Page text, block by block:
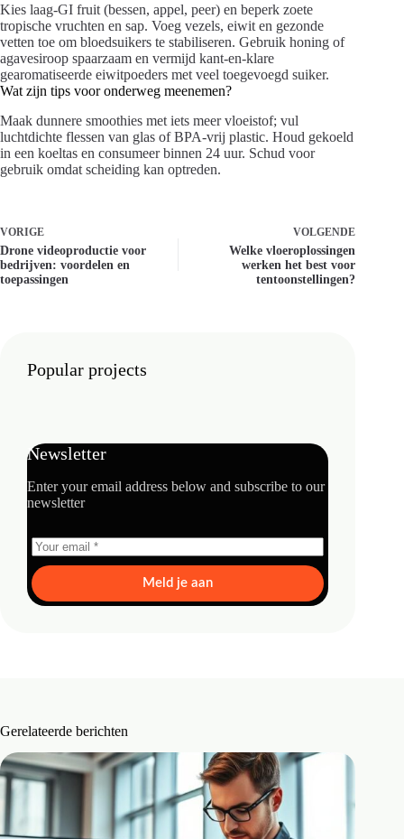
Kies laag-GI fruit (bessen, appel, peer) en beperk zoete
tropische vruchten en sap. Voeg vezels, eiwit en gezonde
vetten toe om bloedsuikers te stabiliseren. Gebruik honing of
agavesiroop spaarzaam en vermijd kant-en-klare
gearomatiseerde eiwitpoeders met veel toegevoegd suiker.
Wat zijn tips voor onderweg meenemen?
Maak dunnere smoothies met iets meer vloeistof; vul
luchtdichte flessen van glas of BPA-vrij plastic. Houd gekoeld
in een koeltas en consumeer binnen 24 uur. Schud voor
gebruik omdat scheiding kan optreden.
VORIGE
Drone videoproductie voor
bedrijven: voordelen en
toepassingen
VOLGENDE
Welke vloeroplossingen
werken het best voor
tentoonstellingen?
Popular projects
Newsletter
Enter your email address below and subscribe to our
newsletter
Meld je aan
Gerelateerde berichten